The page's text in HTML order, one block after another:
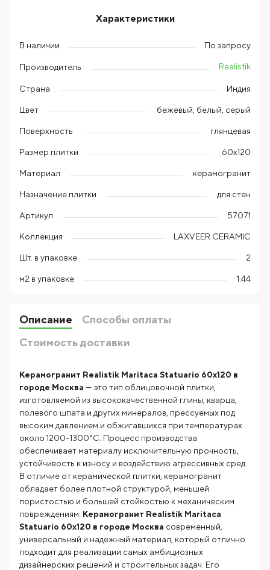
Характеристики
В наличии По запросу
Производитель Realistik
Страна Индия
Цвет бежевый, белый, серый
Поверхность глянцевая
Размер плитки 60х120
Материал керамогранит
Назначение плитки для стен
Артикул 57071
Коллекция LAXVEER CERAMIC
Шт. в упаковке 2
м2 в упаковке 1.44
Описание
Способы оплаты
Стоимость доставки
Керамогранит Realistik Maritaca Statuario 60x120 в
городе Москва — это тип облицовочной плитки,
изготовляемой из высококачественной глины, кварца,
полевого шпата и других минералов, прессуемых под
высоким давлением и обжигавшихся при температурах
около 1200–1300°C. Процесс производства
обеспечивает материалу исключительную прочность,
устойчивость к износу и воздействию агрессивных сред.
В отличие от керамической плитки, керамогранит
обладает более плотной структурой, меньшей
пористостью и большей стойкостью к механическим
повреждениям. Керамогранит Realistik Maritaca
Statuario 60x120 в городе Москва современный,
универсальный и надежный материал, который отлично
подходит для реализации самых амбициозных
дизайнерских решений и строительных задач. Его